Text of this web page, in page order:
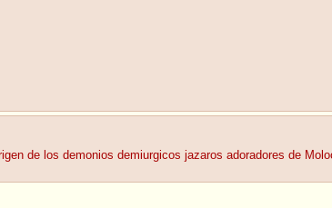
de los demonios demiurgicos jazaros adoradores de